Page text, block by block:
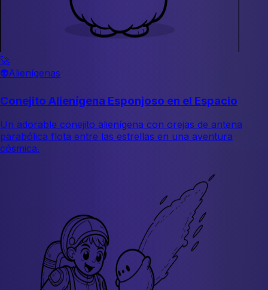
🚀
👽Alienígenas
Conejito Alienígena Esponjoso en el Espacio
Un adorable conejito alienígena con orejas de antena
parabólica flota entre las estrellas en una aventura
cósmica.